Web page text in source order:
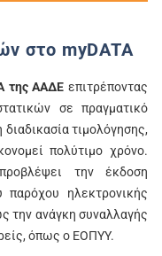
στο myDATA
της ΑΑΔΕ επιτρέποντας
σε πραγματικό
τιμολόγησης,
πολύτιμο χρόνο.
την έκδοση
παρόχου ηλεκτρονικής
την ανάγκη συναλλαγής
όπως ο ΕΟΠΥΥ.